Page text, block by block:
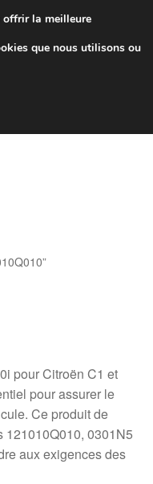
de 7 EUR
9 h à 16 h
pour Citroën C1 et
pour assurer le
Ce produit de
121010Q010, 0301N5
aux exigences des
offrir la meilleure
que nous utilisons ou